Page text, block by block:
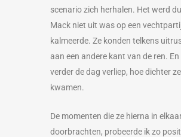
scenario zich herhalen. Het werd
Mack niet uit was op een
kalmeerde. Ze konden telkens
aan een andere kant van de ren. En
verder de dag verliep, hoe dichter
kwamen.
De momenten die ze hierna in
doorbrachten, probeerde ik zo